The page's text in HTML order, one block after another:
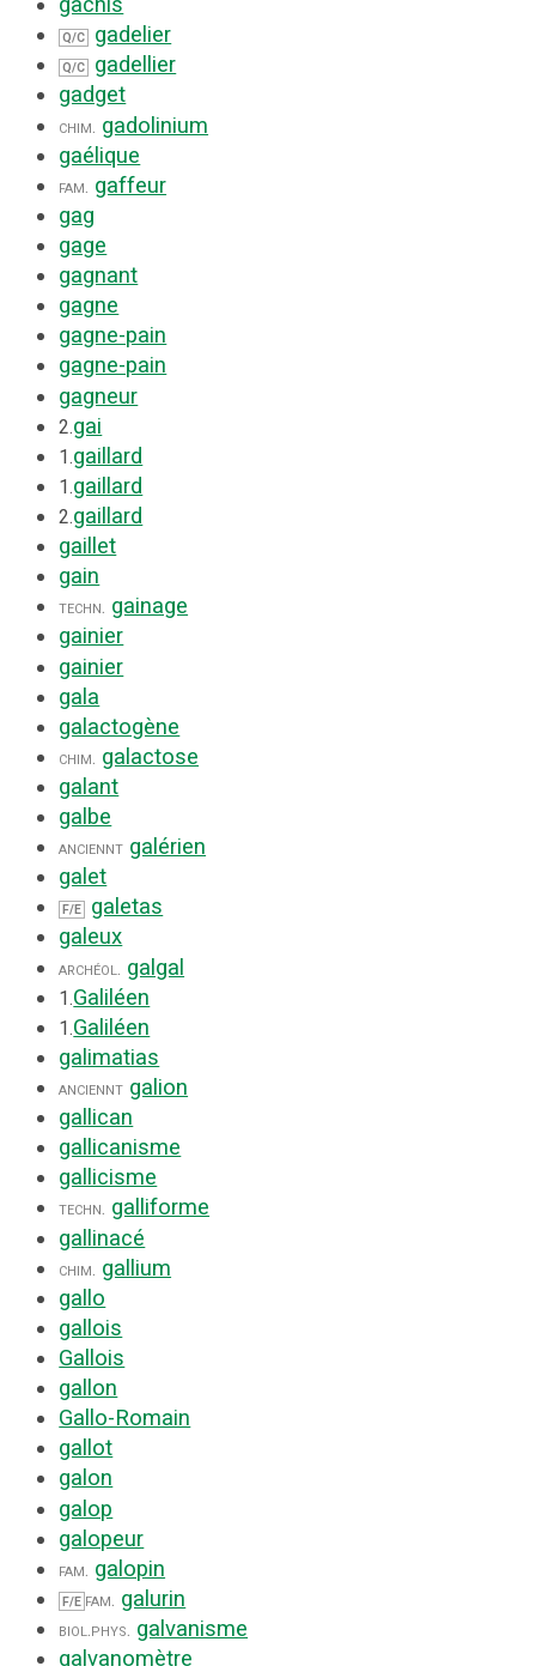
Q/C gadelier
Q/C
gadellier
gadget
chim. gadolinium
gaélique
fam. gaffeur
gag
gage
gagnant
gagne
gagne-pain
gagne-pain
gagneur
2.gai
1.gaillard
1.gaillard
2.gaillard
gaillet
gain
techn. gainage
gainier
gainier
gala
galactogène
chim. galactose
galant
galbe
anciennt galérien
galet
F/E
galetas
galeux
archéol. galgal
1.Galiléen
1.Galiléen
galimatias
anciennt galion
gallican
gallicanisme
gallicisme
techn. galliforme
gallinacé
chim. gallium
gallo
gallois
Gallois
gallon
Gallo-Romain
gallot
galon
galop
galopeur
fam. galopin
F/E fam. galurin
biol.phys. galvanisme
galvanomètre